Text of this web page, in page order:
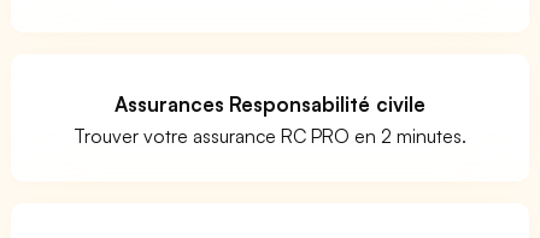
Assurances Responsabilité civile
Trouver votre assurance RC PRO en 2 minutes.